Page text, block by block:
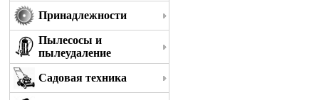
Принадлежности
Пылесосы и
пылеудаление
Садовая техника